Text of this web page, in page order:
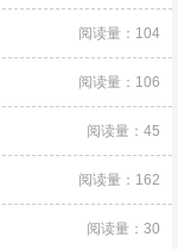
阅读量：104
阅读量：106
阅读量：45
阅读量：162
阅读量：30